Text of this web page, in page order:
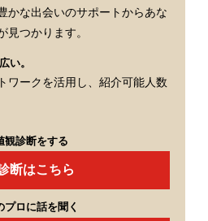
かな出会いのサポートからあな
見つかります。
い。
ワークを活用し、紹介可能人数
観診断をする
断はこちら
プロに話を聞く